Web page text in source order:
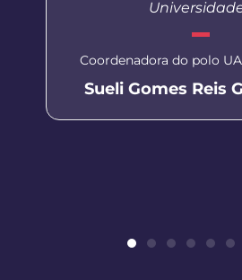
Coordenadora do polo
Sueli Gomes Reis